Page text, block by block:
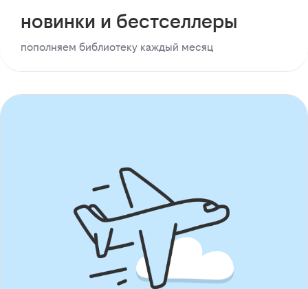
новинки и бестселлеры
пополняем библиотеку каждый месяц